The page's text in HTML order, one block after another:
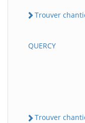
Trouver
QUERCY
Trouver